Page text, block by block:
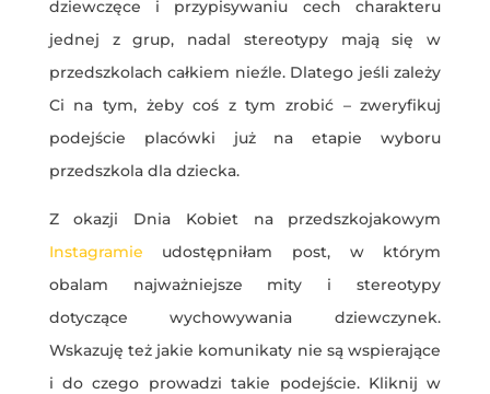
dziewczęce i przypisywaniu cech charakteru
jednej z grup, nadal stereotypy mają się w
przedszkolach całkiem nieźle. Dlatego jeśli zależy
Ci na tym, żeby coś z tym zrobić – zweryfikuj
podejście placówki już na etapie wyboru
przedszkola dla dziecka.
Z okazji Dnia Kobiet na przedszkojakowym
Instagramie udostępniłam post, w którym
obalam najważniejsze mity i stereotypy
dotyczące wychowywania dziewczynek.
Wskazuję też jakie komunikaty nie są wspierające
i do czego prowadzi takie podejście. Kliknij w